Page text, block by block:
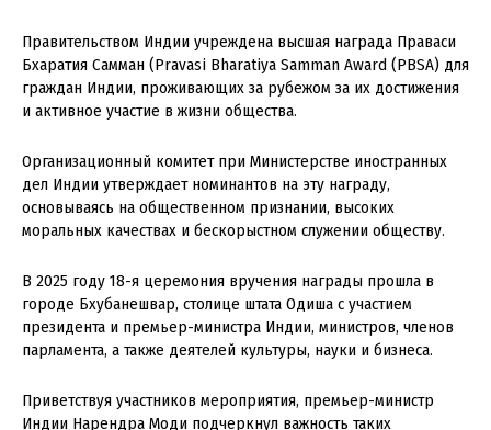
Правительством Индии учреждена высшая награда Праваси
Бхаратия Самман (Pravasi Bharatiya Samman Award (PBSA) для
граждан Индии, проживающих за рубежом за их достижения
и активное участие в жизни общества.
Организационный комитет при Министерстве иностранных
дел Индии утверждает номинантов на эту награду,
основываясь на общественном признании, высоких
моральных качествах и бескорыстном служении обществу.
В 2025 году 18-я церемония вручения награды прошла в
городе Бхубанешвар, столице штата Одиша с участием
президента и премьер-министра Индии, министров, членов
парламента, а также деятелей культуры, науки и бизнеса.
Приветствуя участников мероприятия, премьер-министр
Индии Нарендра Моди подчеркнул важность таких